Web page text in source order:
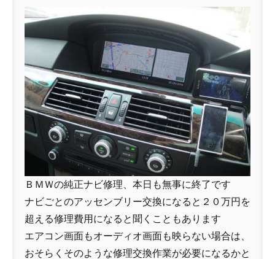
ＢＭＷの純正ナビ修理、本日も無事に終了です
ナビごとのアッセンブリー交換になると２０万円を
超える修理費用になると聞くこともあります
エアコン画面もオーディオ画面も映らない場合は、
おそらくそのような修理交換作業が必要になるかと